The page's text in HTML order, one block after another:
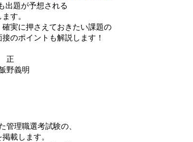
出題が予想される
す。
実に押さえておきたい課題の
のポイントも解説します！
正
野義明
理職選考試験の、
載します。